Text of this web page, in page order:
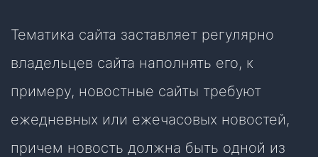
Тематика сайта заставляет регулярно
владельцев сайта наполнять его, к
примеру, новостные сайты требуют
ежедневных или ежечасовых новостей,
причем новость должна быть одной из